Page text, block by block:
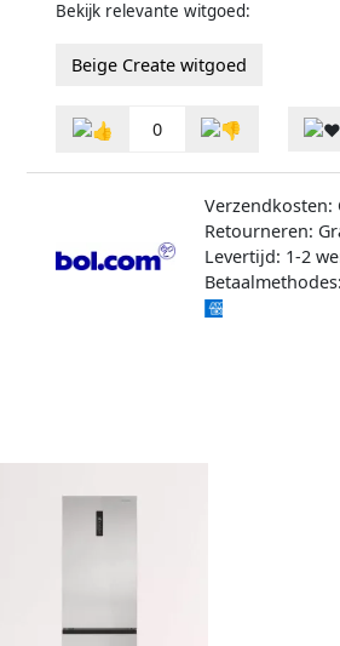
Bekijk relevante witgoed:
Beige Create witgoed
0
Verzendkosten:
Retourneren:
Levertijd: 1-2
Betaalmethodes: